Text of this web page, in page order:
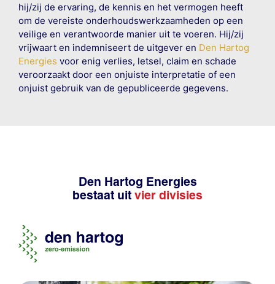
hij/zij de ervaring, de kennis en het vermogen heeft
om de vereiste onderhoudswerkzaamheden op een
veilige en verantwoorde manier uit te voeren. Hij/zij
vrijwaart en indemniseert de uitgever en Den Hartog
Energies voor enig verlies, letsel, claim en schade
veroorzaakt door een onjuiste interpretatie of een
onjuist gebruik van de gepubliceerde gegevens.
Den Hartog Energies
bestaat uit vier divisies